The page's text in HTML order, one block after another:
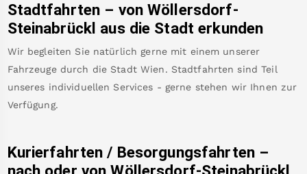
Stadtfahrten – von Wöllersdorf-
Steinabrückl aus die Stadt erkunden
Wir begleiten Sie natürlich gerne mit einem unserer
Fahrzeuge durch die Stadt Wien. Stadtfahrten sind Teil
unseres individuellen Services - gerne stehen wir Ihnen zur
Verfügung.
Kurierfahrten / Besorgungsfahrten –